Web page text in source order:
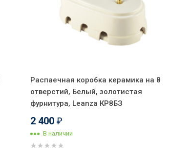
Распаечная коробка керамика на 8
отверстий, Белый, золотистая
фурнитура, Leanza КР8БЗ
2 400 ₽
В наличии